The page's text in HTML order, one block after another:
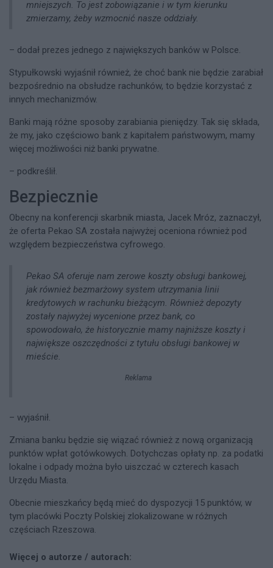
mniejszych. To jest zobowiązanie i w tym kierunku
zmierzamy, żeby wzmocnić nasze oddziały.
– dodał prezes jednego z największych banków w Polsce.
Stypułkowski wyjaśnił również, że choć bank nie będzie zarabiał
bezpośrednio na obsłudze rachunków, to będzie korzystać z
innych mechanizmów.
Banki mają różne sposoby zarabiania pieniędzy. Tak się składa,
że my, jako częściowo bank z kapitałem państwowym, mamy
więcej możliwości niż banki prywatne.
– podkreślił.
Bezpiecznie
Obecny na konferencji skarbnik miasta, Jacek Mróz, zaznaczył,
że oferta Pekao SA została najwyżej oceniona również pod
względem bezpieczeństwa cyfrowego.
Pekao SA oferuje nam zerowe koszty obsługi bankowej,
jak również bezmarżowy system utrzymania linii
kredytowych w rachunku bieżącym. Również depozyty
zostały najwyżej wycenione przez bank, co
spowodowało, że historycznie mamy najniższe koszty i
największe oszczędności z tytułu obsługi bankowej w
mieście.
Reklama
– wyjaśnił.
Zmiana banku będzie się wiązać również z nową organizacją
punktów wpłat gotówkowych. Dotychczas opłaty np. za podatki
lokalne i odpady można było uiszczać w czterech kasach
Urzędu Miasta.
Obecnie mieszkańcy będą mieć do dyspozycji 15 punktów, w
tym placówki Poczty Polskiej zlokalizowane w różnych
częściach Rzeszowa.
Więcej o autorze / autorach: